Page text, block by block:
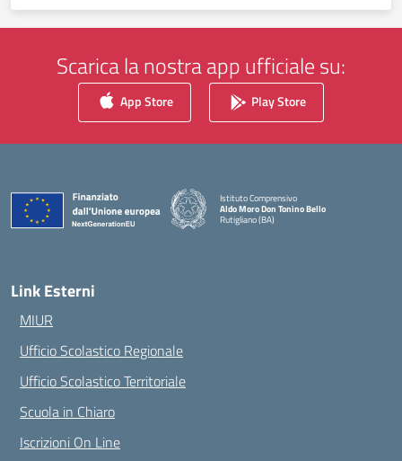
Scarica la nostra app ufficiale su:
App Store Play Store
Istituto Comprensivo
Aldo Moro Don Tonino Bello
Rutigliano (BA)
— Visita la pagina iniziale della scuola
Link Esterni
MIUR
Ufficio Scolastico Regionale
Ufficio Scolastico Territoriale
Scuola in Chiaro
Iscrizioni On Line